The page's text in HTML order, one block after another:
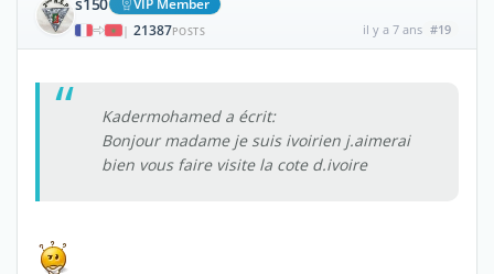
| 21387POSTS il y a 7 ans #19
Kadermohamed a écrit:
Bonjour madame je suis ivoirien j.aimerai
bien vous faire visite la cote d.ivoire